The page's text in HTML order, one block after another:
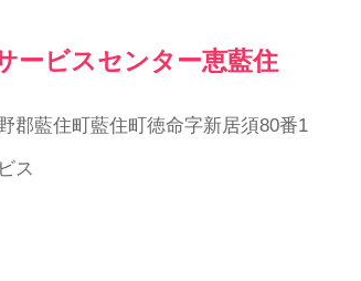
ービスセンター恵藍住
郡藍住町藍住町徳命字新居須80番1
ス